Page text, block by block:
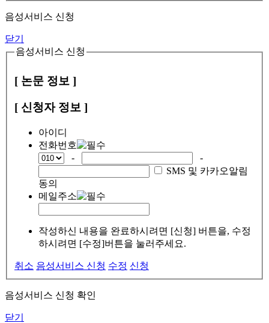
음성서비스 신청
닫기
음성서비스 신청
[ 논문 정보 ]
[ 신청자 정보 ]
아이디
전화번호
-
-
SMS 및 카카오알림
동의
메일주소
작성하신 내용을 완료하시려면 [신청] 버튼을, 수정
하시려면 [수정]버튼을 눌러주세요.
취소 음성서비스 신청 수정 신청
음성서비스 신청 확인
닫기